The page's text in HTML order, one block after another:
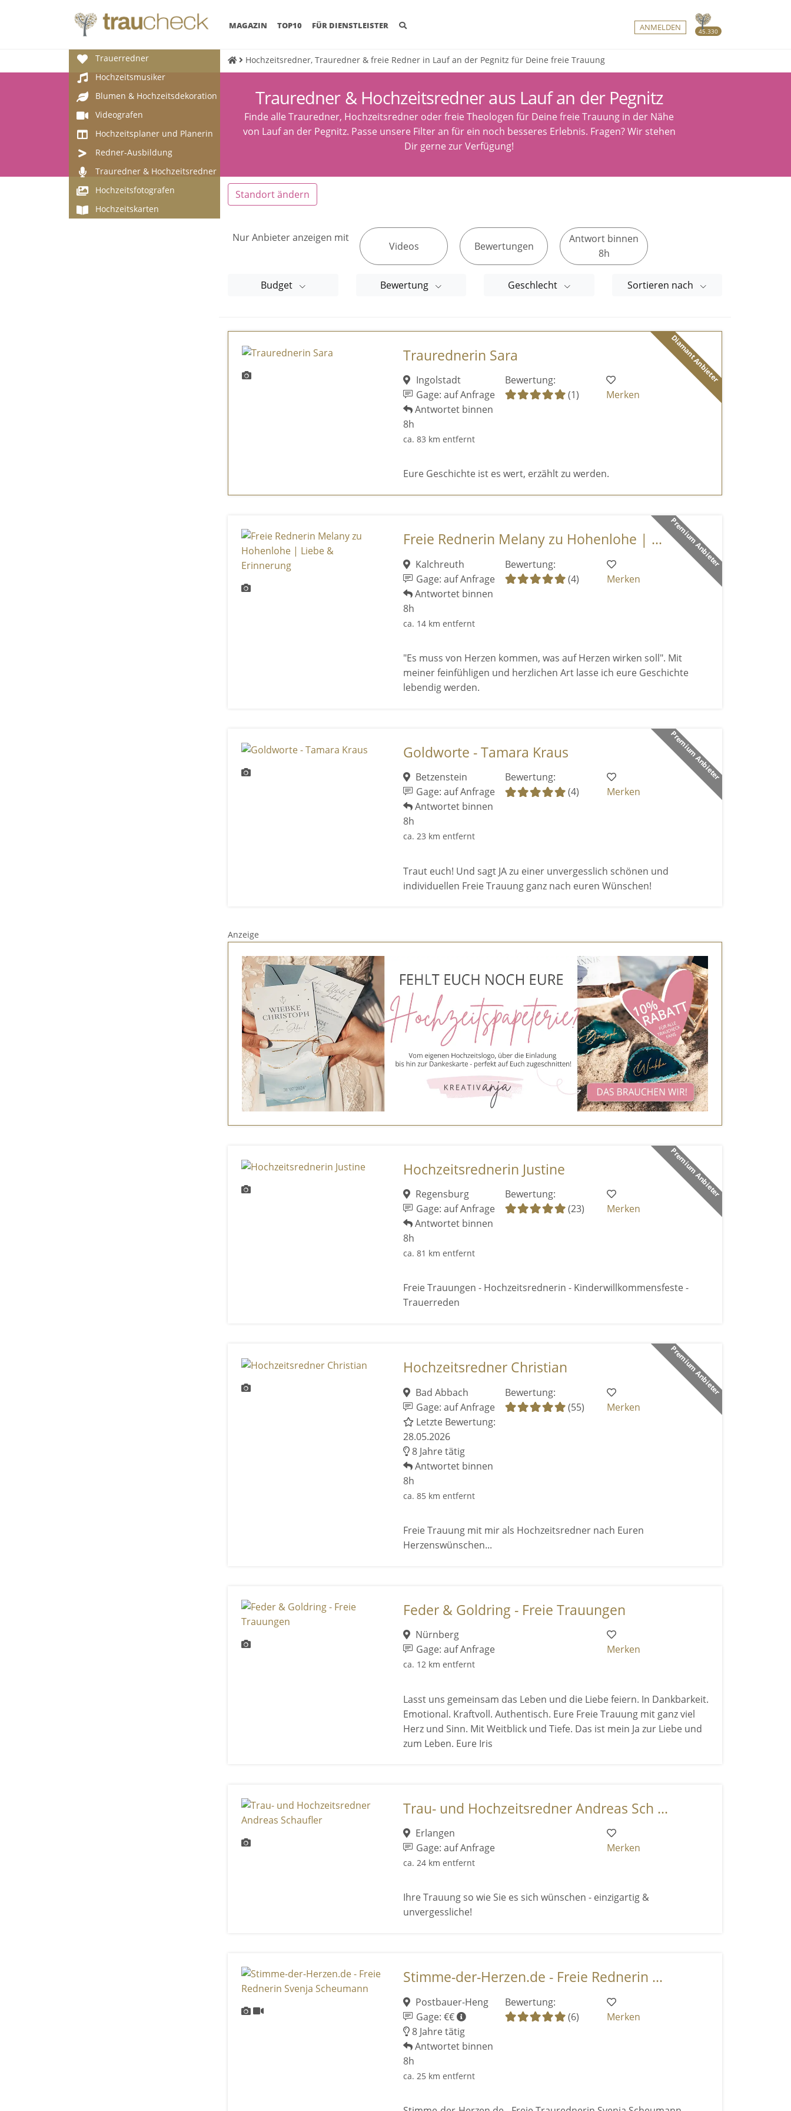
45.330
MAGAZIN (CURRENT)
TOP10 FÜR DIENSTLEISTER ANMELDEN
Trauerredner
Hochzeitsmusiker
Blumen & Hochzeitsdekoration
Videografen
Hochzeitsplaner und Planerin
Redner-Ausbildung
Trauredner & Hochzeitsredner
Hochzeitsfotografen
Hochzeitskarten
Hochzeitsredner, Trauredner & freie Redner in Lauf an der Pegnitz für Deine freie Trauung
Trauredner & Hochzeitsredner aus Lauf an der Pegnitz
Finde alle Trauredner, Hochzeitsredner oder freie Theologen für Deine freie Trauung in der Nähe
von Lauf an der Pegnitz. Passe unsere Filter an für ein noch besseres Erlebnis. Fragen? Wir stehen
Dir gerne zur Verfügung!
Standort ändern
Nur Anbieter anzeigen mit
Videos Bewertungen
Antwort binnen
8h
Budget Bewertung Geschlecht Sortieren nach
Diamant Anbieter
Traurednerin Sara
Ingolstadt
Gage: auf Anfrage
Antwortet binnen
8h
ca. 83 km entfernt
Bewertung:
(1)
Merken
Eure Geschichte ist es wert, erzählt zu werden.
Premium Anbieter
Freie Rednerin Melany zu Hohenlohe | ...
Kalchreuth
Gage: auf Anfrage
Antwortet binnen
8h
ca. 14 km entfernt
Bewertung:
(4)
Merken
"Es muss von Herzen kommen, was auf Herzen wirken soll". Mit
meiner feinfühligen und herzlichen Art lasse ich eure Geschichte
lebendig werden.
Premium Anbieter
Goldworte - Tamara Kraus
Betzenstein
Gage: auf Anfrage
Antwortet binnen
8h
ca. 23 km entfernt
Bewertung:
(4)
Merken
Traut euch! Und sagt JA zu einer unvergesslich schönen und
individuellen Freie Trauung ganz nach euren Wünschen!
Anzeige
Premium Anbieter
Hochzeitsrednerin Justine
Regensburg
Gage: auf Anfrage
Antwortet binnen
8h
ca. 81 km entfernt
Bewertung:
(23)
Merken
Freie Trauungen - Hochzeitsrednerin - Kinderwillkommensfeste -
Trauerreden
Premium Anbieter
Hochzeitsredner Christian
Bad Abbach
Gage: auf Anfrage
Letzte Bewertung:
28.05.2026
8 Jahre tätig
Antwortet binnen
8h
ca. 85 km entfernt
Bewertung:
(55)
Merken
Freie Trauung mit mir als Hochzeitsredner nach Euren
Herzenswünschen...
Feder & Goldring - Freie Trauungen
Nürnberg
Gage: auf Anfrage
ca. 12 km entfernt
Merken
Lasst uns gemeinsam das Leben und die Liebe feiern. In Dankbarkeit.
Emotional. Kraftvoll. Authentisch. Eure Freie Trauung mit ganz viel
Herz und Sinn. Mit Weitblick und Tiefe. Das ist mein Ja zur Liebe und
zum Leben. Eure Iris
Trau- und Hochzeitsredner Andreas Sch ...
Erlangen
Gage: auf Anfrage
ca. 24 km entfernt
Merken
Ihre Trauung so wie Sie es sich wünschen - einzigartig &
unvergessliche!
Stimme-der-Herzen.de - Freie Rednerin ...
Postbauer-Heng
Gage: €€
8 Jahre tätig
Antwortet binnen
8h
ca. 25 km entfernt
Bewertung:
(6)
Merken